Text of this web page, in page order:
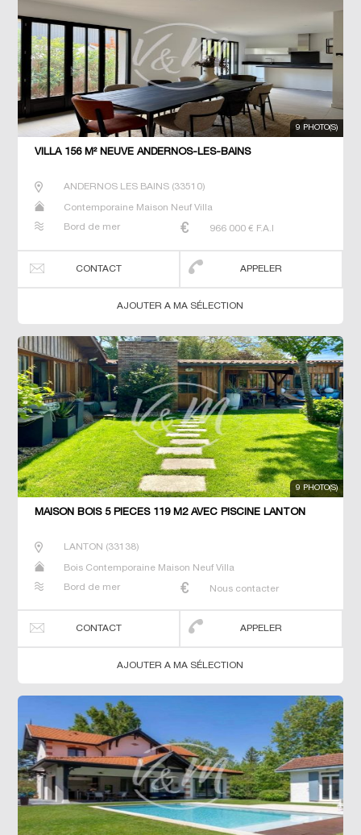
9 PHOTO(S)
VILLA 156 M² NEUVE ANDERNOS-LES-BAINS
ANDERNOS LES BAINS(33510)
Contemporaine Maison Neuf Villa
Bord de mer 966 000 € F.A.I
CONTACT APPELER
AJOUTER A MA SÉLECTION
9 PHOTO(S)
MAISON BOIS 5 PIECES 119 M2 AVEC PISCINE LANTON
LANTON (33138)
Bois Contemporaine Maison Neuf Villa
Bord de mer Nous contacter
CONTACT APPELER
AJOUTER A MA SÉLECTION